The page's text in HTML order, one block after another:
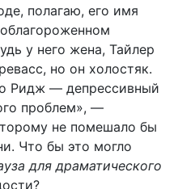
полагаю, его имя
у него жена, Тайлер
но он холостяк.
Ридж — депрессивный
проблем», —
не помешало бы
Что бы это могло
для драматического